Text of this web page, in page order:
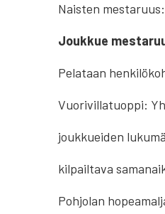
Naisten
Joukkue
Pelataan
Vuorivillatuoppi:
joukkueiden
kilpailtava
Pohjolan